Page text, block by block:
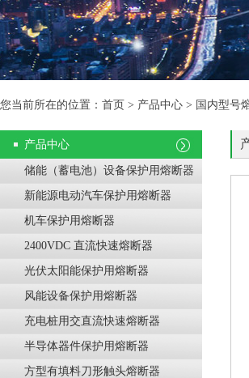
您当前所在的位置：首页 > 产品中心 > 国内型号
产品中心
储能（蓄电池）设备保护用熔断器
新能源电动汽车保护用熔断器
机车保护用熔断器
2400VDC 直流快速熔断器
光伏太阳能保护用熔断器
风能设备保护用熔断器
充电桩用交直流快速熔断器
半导体器件保护用熔断器
方型有填料刀形触头熔断器